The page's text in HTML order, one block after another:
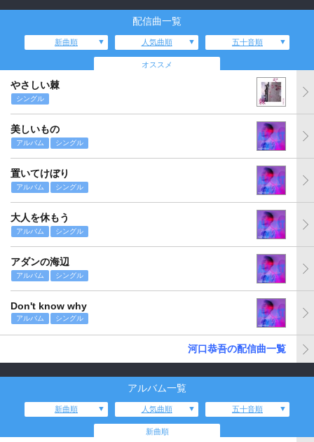
配信曲一覧
新曲順 人気曲順 五十音順
オススメ
やさしい棘
シングル
美しいもの
アルバム シングル
置いてけぼり
アルバム シングル
大人を休もう
アルバム シングル
アダンの海辺
アルバム シングル
Don't know why
アルバム シングル
河口恭吾の配信曲一覧
アルバム一覧
新曲順 人気曲順 五十音順
新曲順